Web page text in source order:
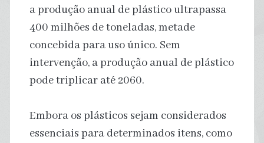
a produção anual de plástico ultrapassa
400 milhões de toneladas, metade
concebida para uso único. Sem
intervenção, a produção anual de plástico
pode triplicar até 2060.
Embora os plásticos sejam considerados
essenciais para determinados itens, como